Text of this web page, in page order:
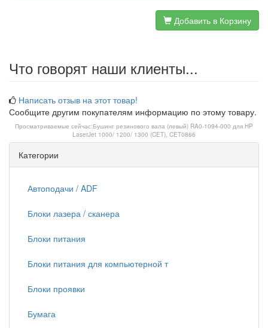
Добавить в Корзину
Что говорят наши клиенты...
Написать отзыв на этот товар!
Сообщите другим покупателям информацию по этому товару.
Просматриваемые сейчас:Бушинг резинового вала (левый) RA0-1094-000 для HP
LaserJet 1000/ 1200/ 1300 (CET), CET0866
Категории
Автоподачи / ADF
Блоки лазера / сканера
Блоки питания
Блоки питания для компьютерной т
Блоки проявки
Бумага